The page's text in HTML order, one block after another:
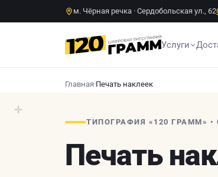
м. Чёрная речка · Сердобольская ул., 62
Услуги
Главная·Печать наклеек
✛
ТИПОГРАФИЯ «120 ГРАММ»
Печать